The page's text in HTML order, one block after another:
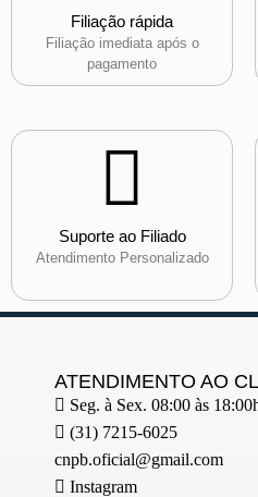
Filiação rápida
Filiação imediata após o
pagamento
Suporte ao Filiado
Atendimento Personalizado
ATENDIMENTO AO
Seg. à Sex. 08:00 às
(31) 7215-6025
cnpb.oficial@gmail.com
Instagram